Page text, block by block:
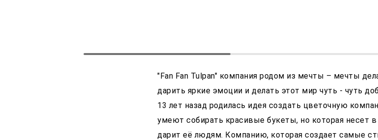
"Fan Fan Tulpan" компания родом из мечты – мечты
дарить яркие эмоции и делать этот мир чуть - чуть
13 лет назад родилась идея создать цветочную
умеют собирать красивые букеты, но которая несет
дарит её людям. Компанию, которая создает самые